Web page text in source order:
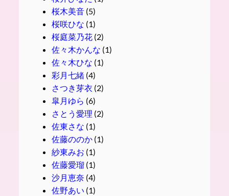
桜木美音(5)
桜咲ひな (1)
桜庭菜乃花(2)
佐々木かんな (1)
佐々木ひな (1)
彩月七緒(4)
さつき芽衣 (2)
皐月ゆら (6)
さとう愛理 (2)
佐東さな (1)
佐藤ののか(1)
紗東みお (1)
佐藤愛瑠(1)
沙月恵奈 (4)
佐野あい (1)